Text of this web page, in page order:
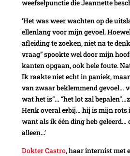
weefselpunctie die Jeannette
‘Het was weer wachten op de
ellenlang voor mijn gevoel.
afleiding te zoeken, niet na te
vraag” spookte wel door mijn
kanten opgaan, ook hele foute.
Ik raakte niet echt in paniek,
van zwaar beklemmend gevoel…
wat het is”… “het lot zal
Henk overalerbij… hij is mijn rots
want als ik één ding heb geleerd…
alleen…’
Dokter Castro, haar internist met